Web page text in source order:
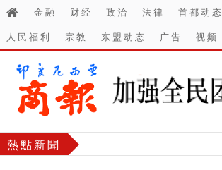
金融 财经 政治 法律 首都动态
人民福利
宗教 东盟动态 广告 视频
熱點新聞